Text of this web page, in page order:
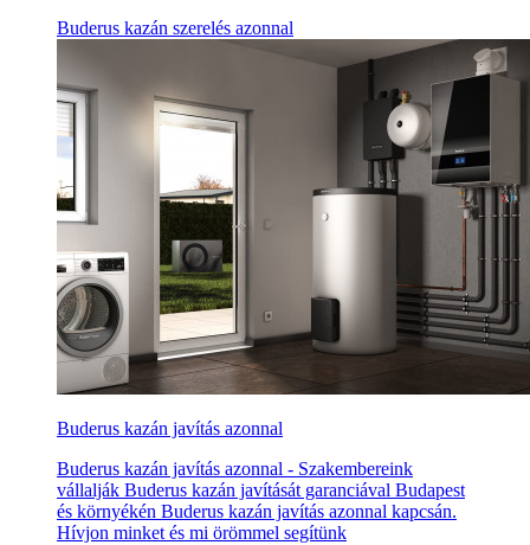
Buderus kazán szerelés azonnal
Buderus kazán javítás azonnal
Buderus kazán javítás azonnal - Szakembereink
vállalják Buderus kazán javítását garanciával Budapest
és környékén Buderus kazán javítás azonnal kapcsán.
Hívjon minket és mi örömmel segítünk